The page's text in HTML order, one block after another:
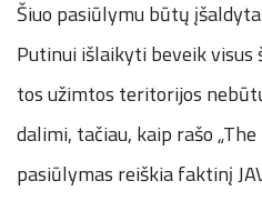
Šiuo pasiūlymu būtų
Putinui išlaikyti beveik visus
tos užimtos teritorijos
dalimi, tačiau, kaip rašo „The
pasiūlymas reiškia faktinį